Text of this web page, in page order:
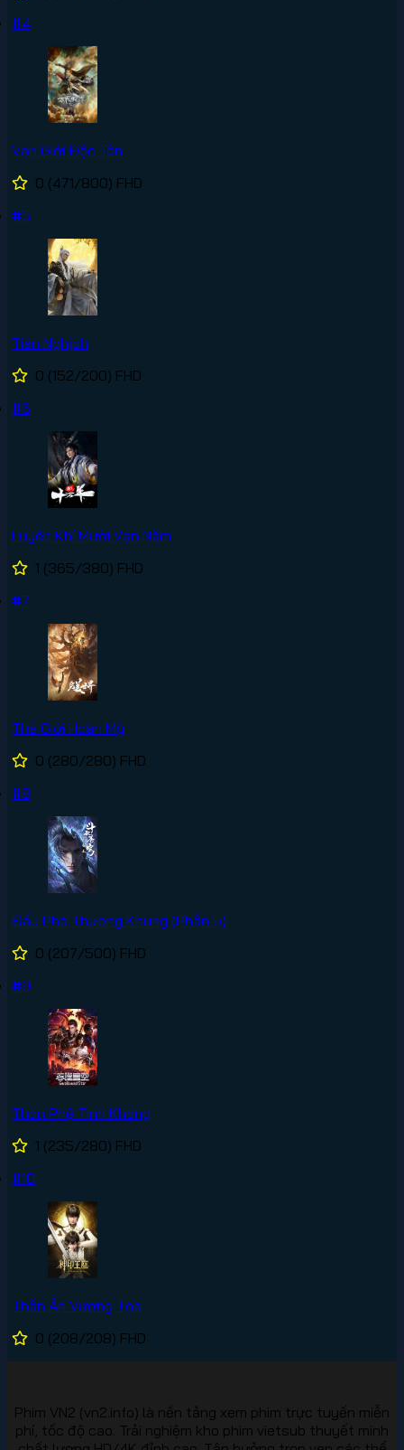
#4
Vạn Giới Độc Tôn
0 (471/800) FHD
#5
Tiên Nghịch
0 (152/200) FHD
#6
Luyện Khí Mười Vạn Năm
1 (365/380) FHD
#7
Thế Giới Hoàn Mỹ
0 (280/280) FHD
#8
Đấu Phá Thương Khung (Phần 5)
0 (207/500) FHD
#9
Thôn Phệ Tinh Không
1 (235/280) FHD
#10
Thần Ấn Vương Tọa
0 (208/208) FHD
Phim VN2 (vn2.info) là nền tảng xem phim trực tuyến miễn
phí, tốc độ cao. Trải nghiệm kho phim vietsub thuyết minh